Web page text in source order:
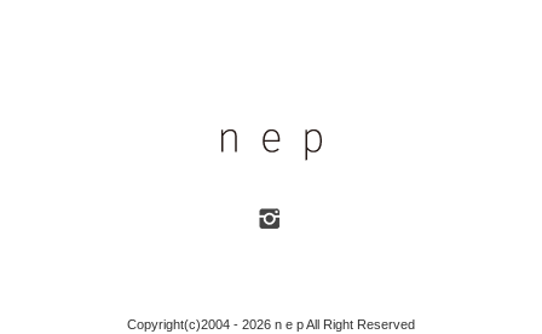
Copyright(c)2004 - 2026 n e p All Right Reserved